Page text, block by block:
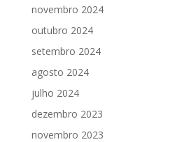
novembro 2024
outubro 2024
setembro 2024
agosto 2024
julho 2024
dezembro 2023
novembro 2023